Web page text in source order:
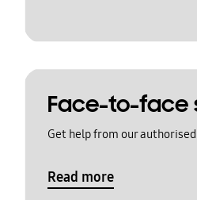
Face-to-face
Get help from our
Read more